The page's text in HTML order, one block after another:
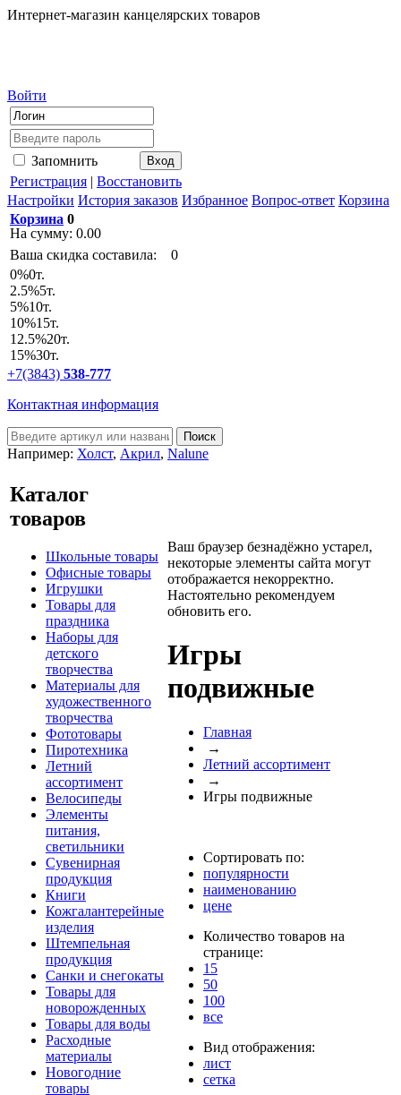
Интернет-магазин канцелярских товаров
Войти
Запомнить
Регистрация | Восстановить
Настройки История заказов Избранное Вопрос-ответ Корзина
Корзина 0
На сумму: 0.00
Ваша скидка составила:
0
0%0т.
2.5%5т.
5%10т.
10%15т.
12.5%20т.
15%30т.
+7(3843) 538-777
Контактная информация
Например: Холст, Акрил, Nalune
Каталог
товаров
Школьные товары
Офисные товары
Игрушки
Товары для
праздника
Наборы для
детского
творчества
Материалы для
художественного
творчества
Фототовары
Пиротехника
Летний
ассортимент
Велосипеды
Элементы
питания,
светильники
Сувенирная
продукция
Книги
Кожгалантерейные
изделия
Штемпельная
продукция
Санки и снегокаты
Товары для
новорожденных
Товары для воды
Расходные
материалы
Новогодние
товары
Ваш браузер безнадёжно устарел,
некоторые элементы сайта могут
отображается некорректно.
Настоятельно рекомендуем
обновить его.
Игры
подвижные
Главная
→
Летний ассортимент
→
Игры подвижные
Сортировать по:
популярности
наименованию
цене
Количество товаров на
странице:
15
50
100
все
Вид отображения:
лист
сетка